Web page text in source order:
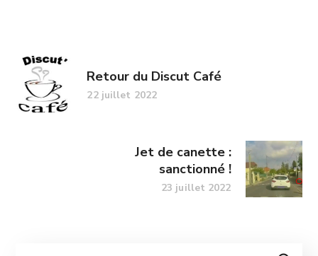
Retour du Discut Café
22 juillet 2022
Jet de canette :
sanctionné !
23 juillet 2022